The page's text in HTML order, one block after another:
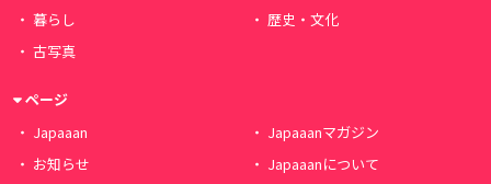
暮らし
歴史・文化
古写真
ページ
Japaaan
Japaaanマガジン
お知らせ
Japaaanについて